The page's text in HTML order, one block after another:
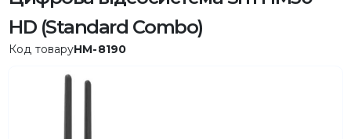
HD (Standard Combo)
Код товаруHM-8190